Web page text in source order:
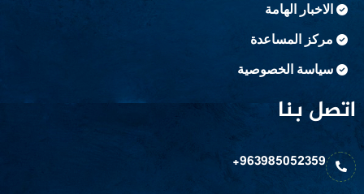
الاخبار الهامة
مركز المساعدة
سياسة الخصوصية
اتصل بنا
963985052359+